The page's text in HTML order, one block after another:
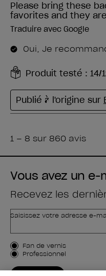
Vous avez un e-
Recevez les
Saisissez votre adresse e-
Type de client
Fan de vernis
Professionnel